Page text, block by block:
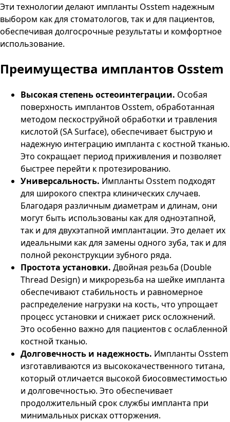
Эти технологии делают импланты Osstem надежным
выбором как для стоматологов, так и для пациентов,
обеспечивая долгосрочные результаты и комфортное
использование.
Преимущества имплантов Osstem
Высокая степень остеоинтеграции. Особая
поверхность имплантов Osstem, обработанная
методом пескоструйной обработки и травления
кислотой (SA Surface), обеспечивает быструю и
надежную интеграцию импланта с костной тканью.
Это сокращает период приживления и позволяет
быстрее перейти к протезированию.
Универсальность. Импланты Osstem подходят
для широкого спектра клинических случаев.
Благодаря различным диаметрам и длинам, они
могут быть использованы как для одноэтапной,
так и для двухэтапной имплантации. Это делает их
идеальными как для замены одного зуба, так и для
полной реконструкции зубного ряда.
Простота установки. Двойная резьба (Double
Thread Design) и микрорезьба на шейке импланта
обеспечивают стабильность и равномерное
распределение нагрузки на кость, что упрощает
процесс установки и снижает риск осложнений.
Это особенно важно для пациентов с ослабленной
костной тканью.
Долговечность и надежность. Импланты Osstem
изготавливаются из высококачественного титана,
который отличается высокой биосовместимостью
и долговечностью. Это обеспечивает
продолжительный срок службы импланта при
минимальных рисках отторжения.